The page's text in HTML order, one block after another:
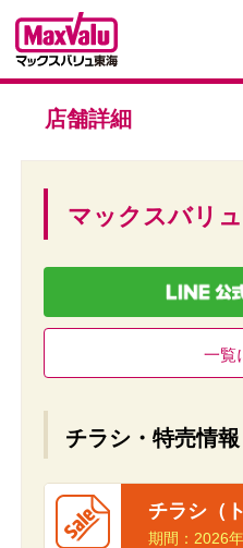
店舗詳細
マックスバリ
一覧
チラシ・特売情報
チラシ（
期間： 2026